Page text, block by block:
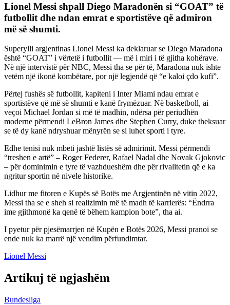
Lionel Messi shpall Diego Maradonën si “GOAT” të
futbollit dhe ndan emrat e sportistëve që admiron
më së shumti.
Superylli argjentinas Lionel Messi ka deklaruar se Diego Maradona
është “GOAT” i vërtetë i futbollit — më i miri i të gjitha kohërave.
Në një intervistë për NBC, Messi tha se për të, Maradona nuk ishte
vetëm një ikonë kombëtare, por një legjendë që “e kaloi çdo kufi”.
Përtej fushës së futbollit, kapiteni i Inter Miami ndau emrat e
sportistëve që më së shumti e kanë frymëzuar. Në basketboll, ai
veçoi Michael Jordan si më të madhin, ndërsa për periudhën
moderne përmendi LeBron James dhe Stephen Curry, duke theksuar
se të dy kanë ndryshuar mënyrën se si luhet sporti i tyre.
Edhe tenisi nuk mbeti jashtë listës së admirimit. Messi përmendi
“treshen e artë” – Roger Federer, Rafael Nadal dhe Novak Gjokovic
– për dominimin e tyre të vazhdueshëm dhe për rivalitetin që e ka
ngritur sportin në nivele historike.
Lidhur me fitoren e Kupës së Botës me Argjentinën në vitin 2022,
Messi tha se e sheh si realizimin më të madh të karrierës: “Ëndrra
ime gjithmonë ka qenë të bëhem kampion bote”, tha ai.
I pyetur për pjesëmarrjen në Kupën e Botës 2026, Messi pranoi se
ende nuk ka marrë një vendim përfundimtar.
Lionel Messi
Artikuj të ngjashëm
Bundesliga